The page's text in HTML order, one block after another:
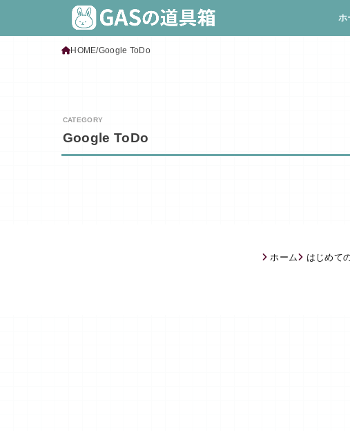
ホ
HOME Google ToDo
Google ToDo
ホーム はじめて